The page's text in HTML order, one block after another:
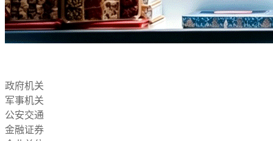
政府机关
军事机关
公安交通
金融证券